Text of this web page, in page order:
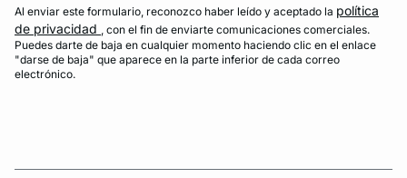
Al enviar este formulario, reconozco haber leído y aceptado la política
de privacidad , con el fin de enviarte comunicaciones comerciales.
Puedes darte de baja en cualquier momento haciendo clic en el enlace
"darse de baja" que aparece en la parte inferior de cada correo
electrónico.